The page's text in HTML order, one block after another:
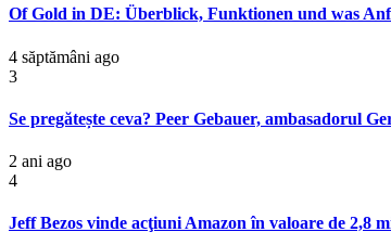
Of Gold in DE: Überblick, Funktionen und was
4 săptămâni ago
3
Se pregătește ceva? Peer Gebauer, ambasadorul
2 ani ago
4
Jeff Bezos vinde acţiuni Amazon în valoare de 2,8